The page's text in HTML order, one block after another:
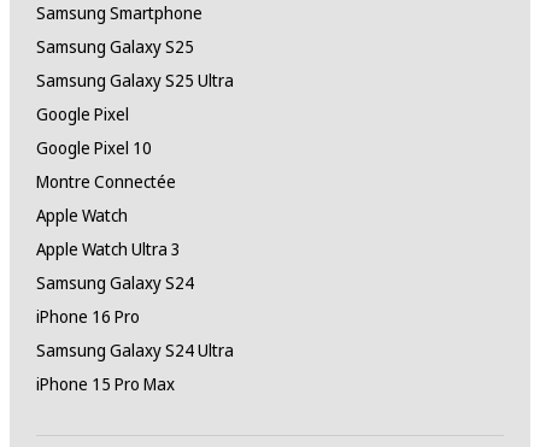
Samsung Smartphone
Samsung Galaxy S25
Samsung Galaxy S25 Ultra
Google Pixel
Google Pixel 10
Montre Connectée
Apple Watch
Apple Watch Ultra 3
Samsung Galaxy S24
iPhone 16 Pro
Samsung Galaxy S24 Ultra
iPhone 15 Pro Max